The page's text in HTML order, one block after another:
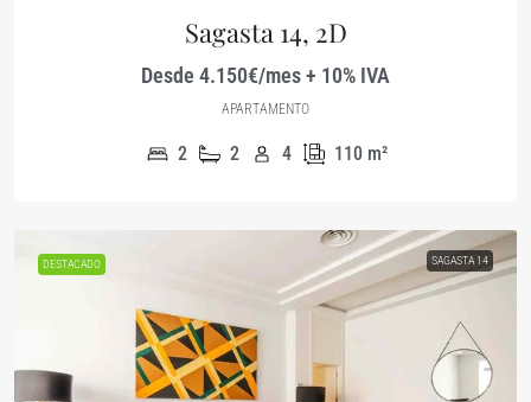
Sagasta 14, 2D
Desde 4.150€/mes + 10% IVA
APARTAMENTO
2 2 4 110 m²
DESTACADO SAGASTA 14